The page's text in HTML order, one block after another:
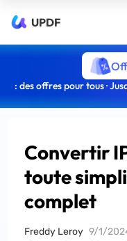
UPDF
: des offres pour tous ·
Convertir
toute
complet
Freddy Leroy 9/1/